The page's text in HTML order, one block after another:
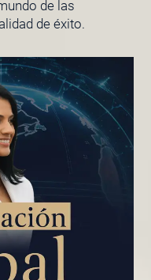
de las
de éxito.
PÁGINA